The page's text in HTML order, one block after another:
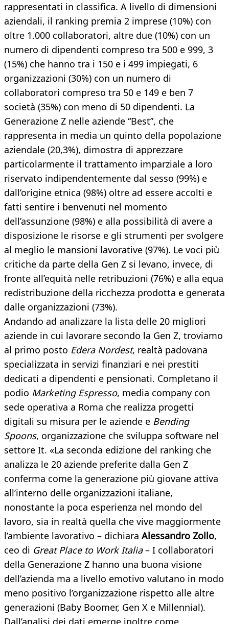
rappresentati in classifica. A livello di dimensioni
aziendali, il ranking premia 2 imprese (10%) con
oltre 1.000 collaboratori, altre due (10%) con un
numero di dipendenti compreso tra 500 e 999, 3
(15%) che hanno tra i 150 e i 499 impiegati, 6
organizzazioni (30%) con un numero di
collaboratori compreso tra 50 e 149 e ben 7
società (35%) con meno di 50 dipendenti. La
Generazione Z nelle aziende “Best”, che
rappresenta in media un quinto della popolazione
aziendale (20,3%), dimostra di apprezzare
particolarmente il trattamento imparziale a loro
riservato indipendentemente dal sesso (99%) e
dall’origine etnica (98%) oltre ad essere accolti e
fatti sentire i benvenuti nel momento
dell’assunzione (98%) e alla possibilità di avere a
disposizione le risorse e gli strumenti per svolgere
al meglio le mansioni lavorative (97%). Le voci più
critiche da parte della Gen Z si levano, invece, di
fronte all’equità nelle retribuzioni (76%) e alla equa
redistribuzione della ricchezza prodotta e generata
dalle organizzazioni (73%).
Andando ad analizzare la lista delle 20 migliori
aziende in cui lavorare secondo la Gen Z, troviamo
al primo posto Edera Nordest, realtà padovana
specializzata in servizi finanziari e nei prestiti
dedicati a dipendenti e pensionati. Completano il
podio Marketing Espresso, media company con
sede operativa a Roma che realizza progetti
digitali su misura per le aziende e Bending
Spoons, organizzazione che sviluppa software nel
settore It. «La seconda edizione del ranking che
analizza le 20 aziende preferite dalla Gen Z
conferma come la generazione più giovane attiva
all’interno delle organizzazioni italiane,
nonostante la poca esperienza nel mondo del
lavoro, sia in realtà quella che vive maggiormente
l’ambiente lavorativo – dichiara Alessandro Zollo,
ceo di Great Place to Work Italia– I collaboratori
della Generazione Z hanno una buona visione
dell’azienda ma a livello emotivo valutano in modo
meno positivo l’organizzazione rispetto alle altre
generazioni (Baby Boomer, Gen X e Millennial).
Dall’analisi dei dati emerge inoltre come,